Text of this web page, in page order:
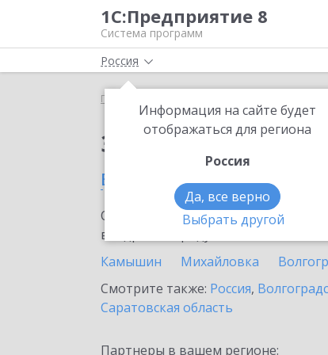
1С:Предприятие 8
Система программ
Россия
Информация на сайте будет
отображаться для региона
Россия
Да, все верно
Выбрать другой
Главная
Заказать
в Волжском
Ознакомьтесь с информационными
внедрение продукта.
Камышин
Михайловка
Смотрите также: Россия,
Саратовская область
Партнеры в вашем регионе: